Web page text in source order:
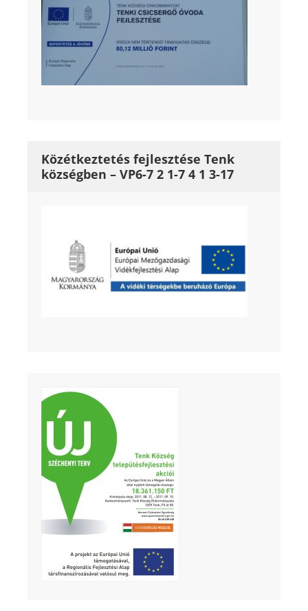
Közétkeztetés fejlesztése Tenk
községben – VP6-7 2 1-7 4 1 3-17